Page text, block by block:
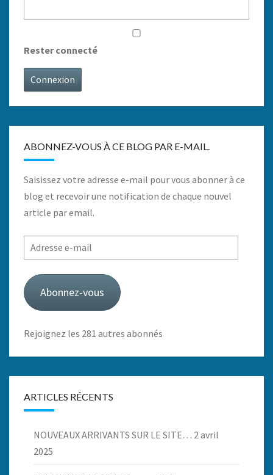
Rester connecté
Connexion
ABONNEZ-VOUS À CE BLOG PAR E-MAIL.
Saisissez votre adresse e-mail pour vous abonner à ce
blog et recevoir une notification de chaque nouvel
article par email.
Adresse
e-
mail
Abonnez-vous
Rejoignez les 281 autres abonnés
ARTICLES RÉCENTS
NOUVEAUX ARRIVANTS SUR LE SITE… 2 avril
2025